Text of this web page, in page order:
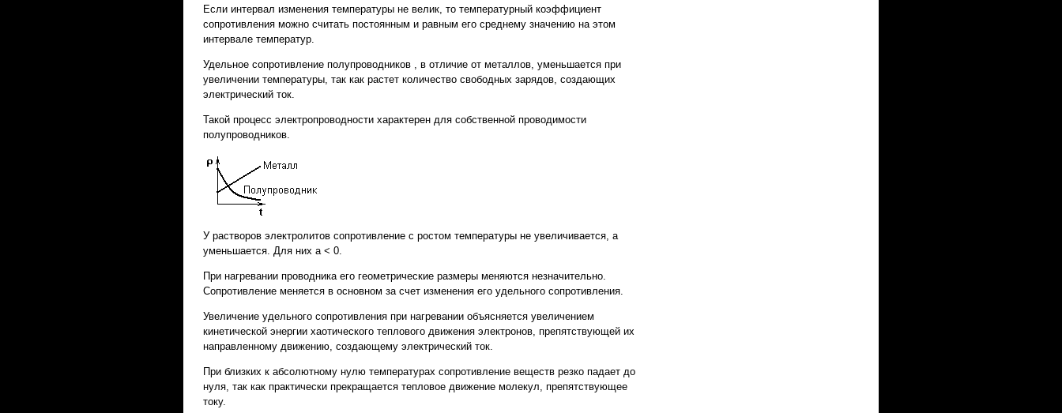
Если интервал изменения температуры не велик, то температурный коэффициент
сопротивления можно считать постоянным и равным его среднему значению на этом
интервале температур.
Удельное сопротивление полупроводников , в отличие от металлов, уменьшается при
увеличении температуры, так как растет количество свободных зарядов, создающих
электрический ток.
Такой процесс электропроводности характерен для собственной проводимости
полупроводников.
У растворов электролитов сопротивление с ростом температуры не увеличивается, а
уменьшается. Для них a < 0.
При нагревании проводника его геометрические размеры меняются незначительно.
Сопротивление меняется в основном за счет изменения его удельного сопротивления.
Увеличение удельного сопротивления при нагревании объясняется увеличением
кинетической энергии хаотического теплового движения электронов, препятствующей их
направленному движению, создающему электрический ток.
При близких к абсолютному нулю температурах сопротивление веществ резко падает до
нуля, так как практически прекращается тепловое движение молекул, препятствующее
току.